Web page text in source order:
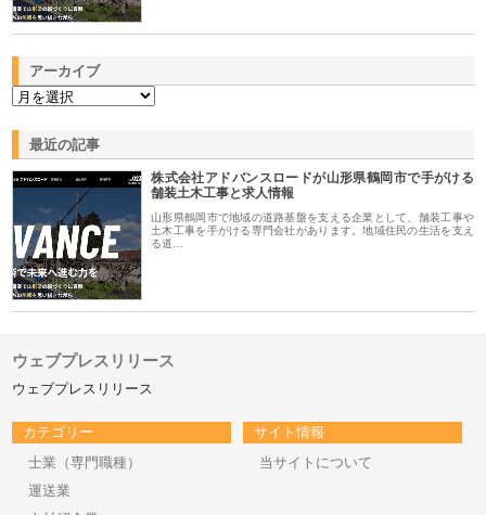
アーカイブ
最近の記事
株式会社アドバンスロードが山形県鶴岡市で手がける
舗装土木工事と求人情報
山形県鶴岡市で地域の道路基盤を支える企業として、舗装工事や
土木工事を手がける専門会社があります。地域住民の生活を支え
る道…
ウェブプレスリリース
ウェブプレスリリース
カテゴリー
士業（専門職種）
運送業
サイト情報
当サイトについて